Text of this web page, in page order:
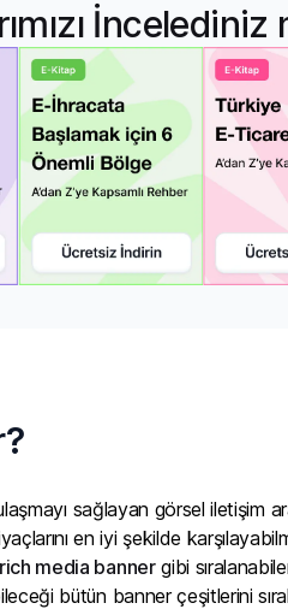
İncelediniz
sağlayan görsel iletişim
en iyi şekilde
media bannergibi
bütün banner çeşitlerini